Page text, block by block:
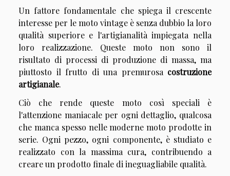
Un fattore fondamentale che spiega il crescente
interesse per le moto vintage è senza dubbio la loro
qualità superiore e l'artigianalità impiegata nella
loro realizzazione. Queste moto non sono il
risultato di processi di produzione di massa, ma
piuttosto il frutto di una premurosa costruzione
artigianale.
Ciò che rende queste moto così speciali è
l'attenzione maniacale per ogni dettaglio, qualcosa
che manca spesso nelle moderne moto prodotte in
serie. Ogni pezzo, ogni componente, è studiato e
realizzato con la massima cura, contribuendo a
creare un prodotto finale di ineguagliabile qualità.